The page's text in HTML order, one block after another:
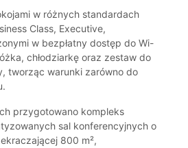
w różnych standardach
Class, Executive,
w bezpłatny dostęp do Wi-
chłodziarkę oraz zestaw do
tworząc warunki zarówno do
przygotowano kompleks
sal konferencyjnych o
800 m²,